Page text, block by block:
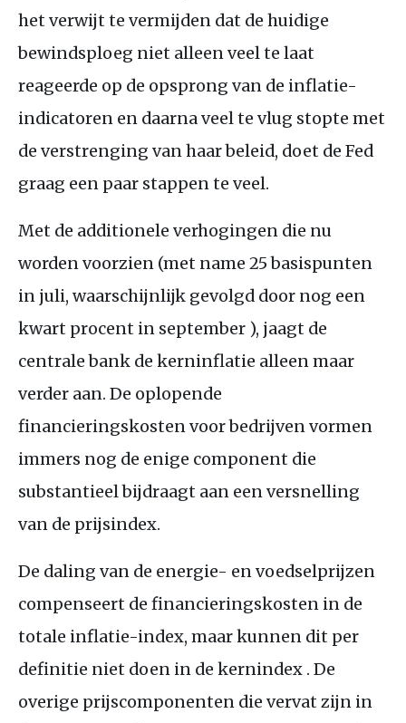
het verwijt te vermijden dat de huidige
bewindsploeg niet alleen veel te laat
reageerde op de opsprong van de inflatie-
indicatoren en daarna veel te vlug stopte met
de verstrenging van haar beleid, doet de Fed
graag een paar stappen te veel.
Met de additionele verhogingen die nu
worden voorzien (met name 25 basispunten
in juli, waarschijnlijk gevolgd door nog een
kwart procent in september ), jaagt de
centrale bank de kerninflatie alleen maar
verder aan. De oplopende
financieringskosten voor bedrijven vormen
immers nog de enige component die
substantieel bijdraagt aan een versnelling
van de prijsindex.
De daling van de energie- en voedselprijzen
compenseert de financieringskosten in de
totale inflatie-index, maar kunnen dit per
definitie niet doen in de kernindex . De
overige prijscomponenten die vervat zijn in